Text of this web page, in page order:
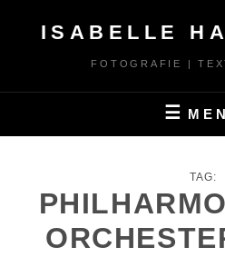
ISABELLE
FOTOGRAFIE |
TAG: